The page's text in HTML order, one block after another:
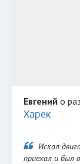
Евгений о
Харек
Искал
приехал и был